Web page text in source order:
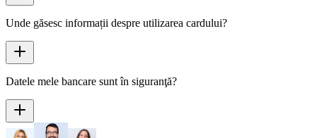
Unde găsesc informații despre utilizarea cardului?
Datele mele bancare sunt în siguranţă?